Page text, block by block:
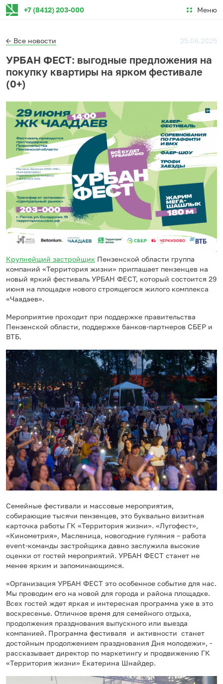
+7 (8412) 203-000 Меню
← Все новости 25.06.2025
УРБАН ФЕСТ: выгодные предложения на
покупку квартиры на ярком фестивале
(0+)
Крупнейший застройщик Пензенской области группа
компаний «Территория жизни» приглашает пензенцев на
новый яркий фестиваль УРБАН ФЕСТ, который состоится 29
июня на площадке нового строящегося жилого комплекса
«Чаадаев».
Мероприятие проходит при поддержке правительства
Пензенской области, поддержке банков-партнеров СБЕР и
ВТБ.
Семейные фестивали и массовые мероприятия,
собирающие тысячи пензенцев, это буквально визитная
карточка работы ГК «Территория жизни». «Лугофест»,
«Кинометрия», Масленица, новогодние гуляния – работа
event-команды застройщика давно заслужила высокие
оценки от гостей мероприятий. УРБАН ФЕСТ станет не
менее ярким и запоминающимся.
«Организация УРБАН ФЕСТ это особенное событие для нас.
Мы проводим его на новой для города и района площадке.
Всех гостей ждет яркая и интересная программа уже в это
воскресенье. Отличное время для семейного отдыха,
продолжения празднования выпускного или выезда
компанией. Программа фестиваля и активности станет
достойным продолжением празднования Дня молодежи», -
рассказывает директор по маркетингу и продвижению ГК
«Территория жизни» Екатерина Шнайдер.